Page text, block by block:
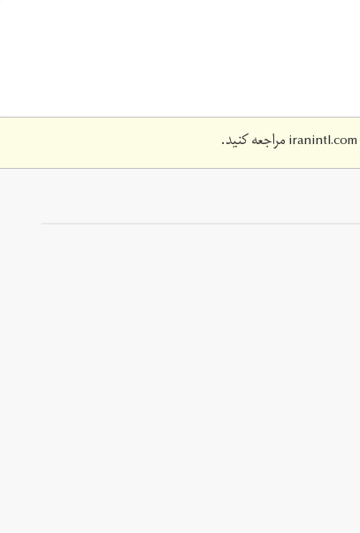
iranintl.comمراجعه کنید.